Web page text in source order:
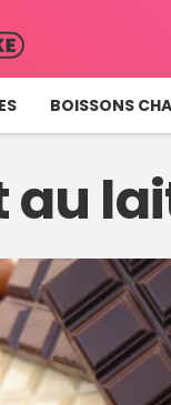
BOISSONS
au